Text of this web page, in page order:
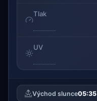
Tlak
UV
Východ slunce05:35